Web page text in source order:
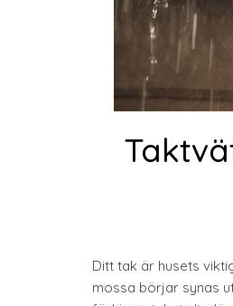
Ditt tak är husets
mossa börjar synas